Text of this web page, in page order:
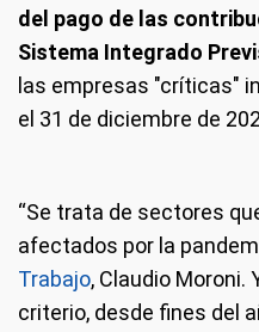
del pago de las
Sistema Integrado
las empresas "críticas"
el 31 de diciembre de
“Se trata de sectores
afectados por la
Trabajo, Claudio Moroni.
criterio, desde fines del